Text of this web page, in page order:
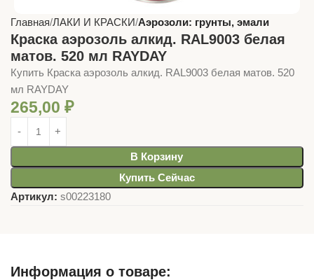
Главная ЛАКИ И КРАСКИ Аэрозоли: грунты, эмали
Краска аэрозоль алкид. RAL9003 белая
матов. 520 мл RAYDAY
Купить Краска аэрозоль алкид. RAL9003 белая матов. 520
мл RAYDAY
265,00 ₽
В Корзину
Купить Сейчас
Артикул: s00223180
Информация о товаре: